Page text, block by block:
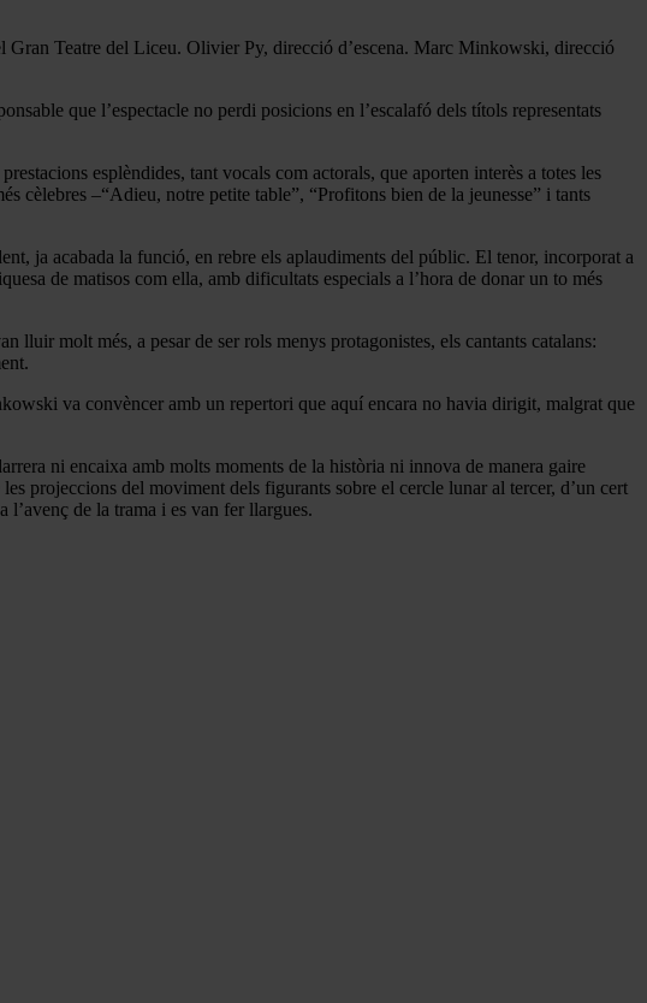
Teatre del Liceu. Olivier Py, direcció d’escena. Marc Minkowski, direcció
que l’espectacle no perdi posicions en l’escalafó dels títols representats
esplèndides, tant vocals com actorals, que aporten interès a totes les
cèlebres –“Adieu, notre petite table”, “Profitons bien de la jeunesse” i tants
ja acabada la funció, en rebre els aplaudiments del públic. El tenor, incorporat a
de matisos com ella, amb dificultats especials a l’hora de donar un to més
molt més, a pesar de ser rols menys protagonistes, els cantants catalans:
va convèncer amb un repertori que aquí encara no havia dirigit, malgrat que
ni encaixa amb molts moments de la història ni innova de manera gaire
projeccions del moviment dels figurants sobre el cercle lunar al tercer, d’un cert
l’avenç de la trama i es van fer llargues.